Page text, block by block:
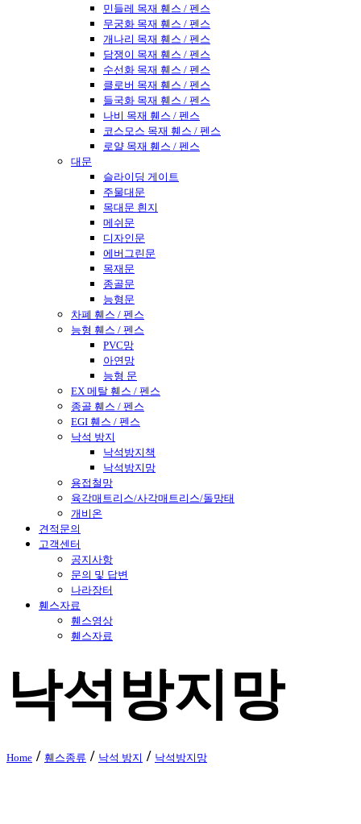
민들레 목재 휀스 / 펜스
무궁화 목재 휀스 / 펜스
개나리 목재 휀스 / 펜스
담쟁이 목재 휀스 / 펜스
수선화 목재 휀스 / 펜스
클로버 목재 휀스 / 펜스
들국화 목재 휀스 / 펜스
나비 목재 휀스 / 펜스
코스모스 목재 휀스 / 펜스
로얄 목재 휀스 / 펜스
대문
슬라이딩 게이트
주물대문
목대문 흰지
메쉬문
디자인문
에버그린문
목재문
종골문
능형문
차폐 휀스 / 펜스
능형 휀스 / 펜스
PVC망
아연망
능형 문
EX 메탈 휀스 / 펜스
종골 휀스 / 펜스
EGI 휀스 / 펜스
낙석 방지
낙석방지책
낙석방지망
용접철망
육각매트리스/사각매트리스/돌망태
개비온
견적문의
고객센터
공지사항
문의 및 답변
나라장터
휀스자료
휀스영상
휀스자료
낙석방지망
Home / 휀스종류 / 낙석 방지 / 낙석방지망